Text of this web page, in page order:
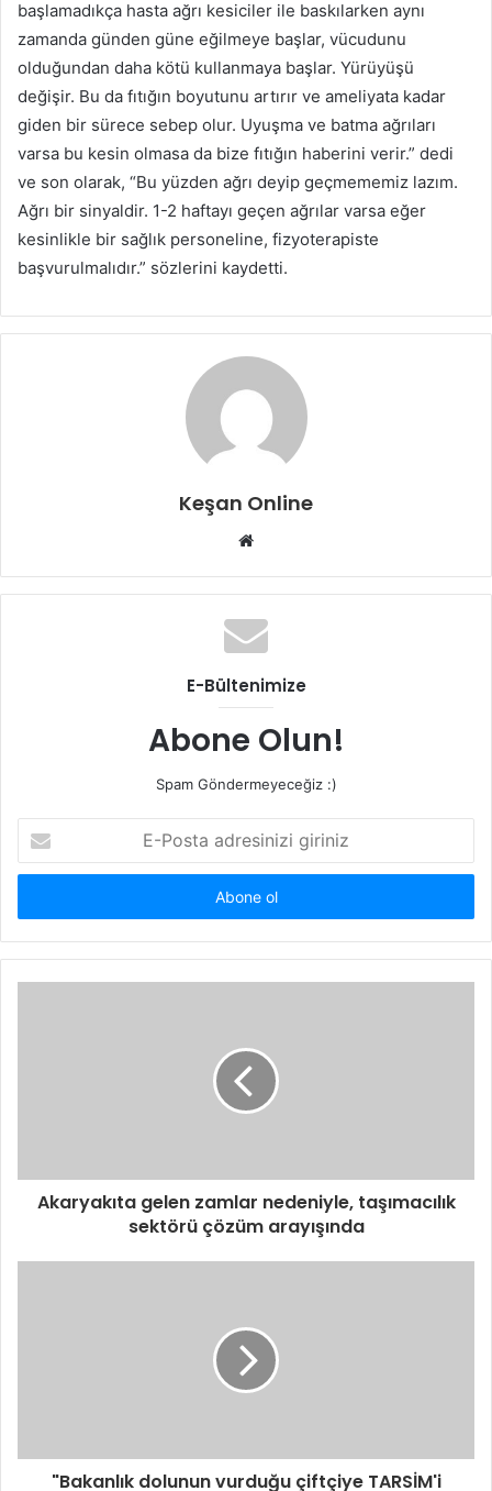
başlamadıkça hasta ağrı kesiciler ile baskılarken aynı
zamanda günden güne eğilmeye başlar, vücudunu
olduğundan daha kötü kullanmaya başlar. Yürüyüşü
değişir. Bu da fıtığın boyutunu artırır ve ameliyata kadar
giden bir sürece sebep olur. Uyuşma ve batma ağrıları
varsa bu kesin olmasa da bize fıtığın haberini verir.” dedi
ve son olarak, “Bu yüzden ağrı deyip geçmememiz lazım.
Ağrı bir sinyaldir. 1-2 haftayı geçen ağrılar varsa eğer
kesinlikle bir sağlık personeline, fizyoterapiste
başvurulmalıdır.” sözlerini kaydetti.
Keşan Online
Web
E-Bültenimize
Abone Olun!
Spam Göndermeyeceğiz :)
Posta
adresinizi
Akaryakıta gelen zamlar nedeniyle, taşımacılık
sektörü çözüm arayışında
"Bakanlık dolunun vurduğu çiftçiye TARSİM'i